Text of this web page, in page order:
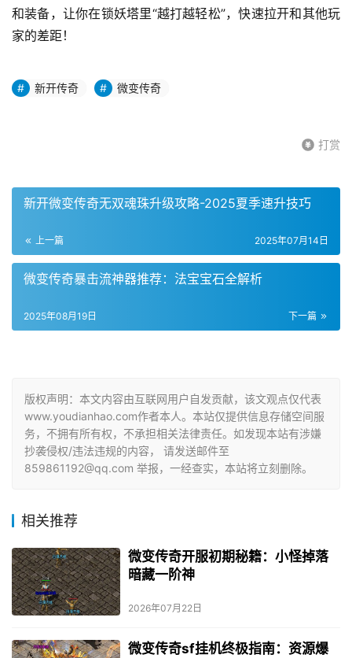
和装备，让你在锁妖塔里“越打越轻松”，快速拉开和其他玩
家的差距！
新开传奇 微变传奇
打赏
新开微变传奇无双魂珠升级攻略-2025夏季速升技巧
上一篇 2025年07月14日
微变传奇暴击流神器推荐：法宝宝石全解析
下一篇
2025年08月19日
版权声明：本文内容由互联网用户自发贡献，该文观点仅代表
www.youdianhao.com作者本人。本站仅提供信息存储空间服
务，不拥有所有权，不承担相关法律责任。如发现本站有涉嫌
抄袭侵权/违法违规的内容， 请发送邮件至
859861192@qq.com 举报，一经查实，本站将立刻删除。
相关推荐
微变传奇开服初期秘籍：小怪掉落
暗藏一阶神
2026年07月22日
微变传奇sf挂机终极指南：资源爆